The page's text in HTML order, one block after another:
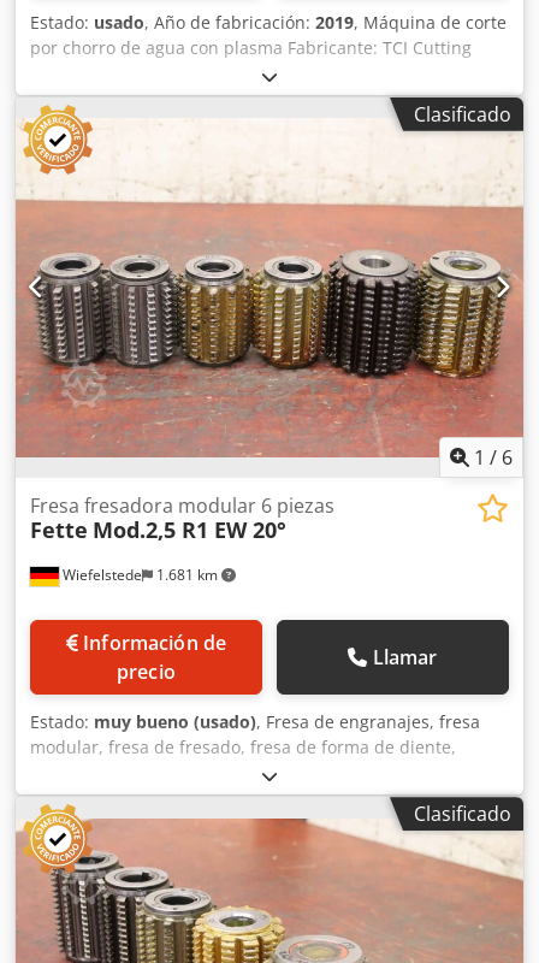
Estado: usado, Año de fabricación: 2019, Máquina de corte
por chorro de agua con plasma Fabricante: TCI Cutting
Modelo: BP-C 4020 Año de fabricación: 2019 Control CNC:
TCI CNC 4.0 Área de trabajo: 4x2 m Equipamiento: 1
cabezal de corte KMT OEM SL-VI 50 PS 4.000 bar con
bomba de alta presión 1 cabezal de corte por plasma con
fuente de alimentación Hypertherm XPR300 Sistema de
control de alto voltaje TCI SRA 4.0 Sistema de transferencia
de abrasivos Sistema de medición de abrasivos Sistema de
protección contra colisiones Sistema de tratamiento de
agua TCI HIDROSYSTEM 2.0 Sistema de eliminación de
lodos Software Lantek Expert 2D con función automática
de anidamiento 22726 Cjdpfeykqwtsx Acaeha
Clasificado
1 / 6
Wiefelstede 1.681 km
Fresa fresadora modular 6 piezas
Fette Mod.2,5 R1 EW 20°
Información de
precio
Llamar
Estado: muy bueno (usado), Fresa de engranajes, fresa
modular, fresa de fresado, fresa de forma de diente,
cabezal de fresado modular, fresa de extremo de carcasa,
fresa cilíndrica, fresa, fresa de fresado, fresa de fresado
para eje estriado, fresa de fresado para engranajes, fresa
de fresado para orejetas, fresa de cremallera -Fabricante:
Fette, fresadora de 6 piezas Cjdpfxsv D Duzj Acasha -Tipo:
Mod.2.5 R1 EW 20° ver fotos -Agujero: Ø 32 mm -
Precio/Entrega: completo -Dimensiones de transporte:
270/175/H125 mm -Peso total: 19,4 kg
Clasificado